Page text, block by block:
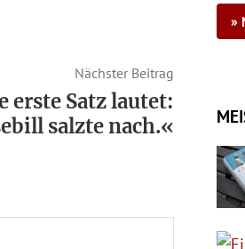
Nächster Beitrag
erste Satz lautet:
salzte nach.«
»